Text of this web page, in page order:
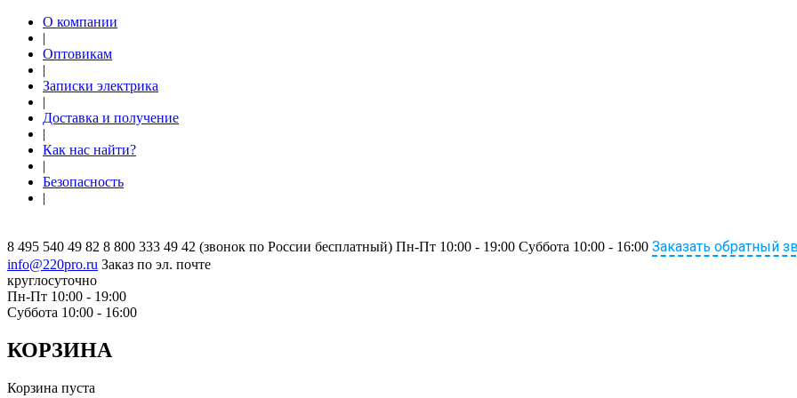
О компании
|
Оптовикам
|
Записки электрика
|
Доставка и получение
|
Как нас найти?
|
Безопасность
|
8 495 540 49 82 8 800 333 49 42 (звонок по России бесплатный) Пн-Пт 10:00 - 19:00 Суббота 10:00 - 16:00 Заказать обратный
info@220pro.ru Заказ по эл. почте
круглосуточно
Пн-Пт 10:00 - 19:00
Суббота 10:00 - 16:00
КОРЗИНА
Корзина пуста